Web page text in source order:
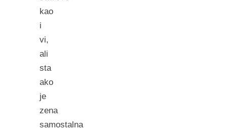
kao
i
vi,
ali
sta
ako
je
zena
samostalna